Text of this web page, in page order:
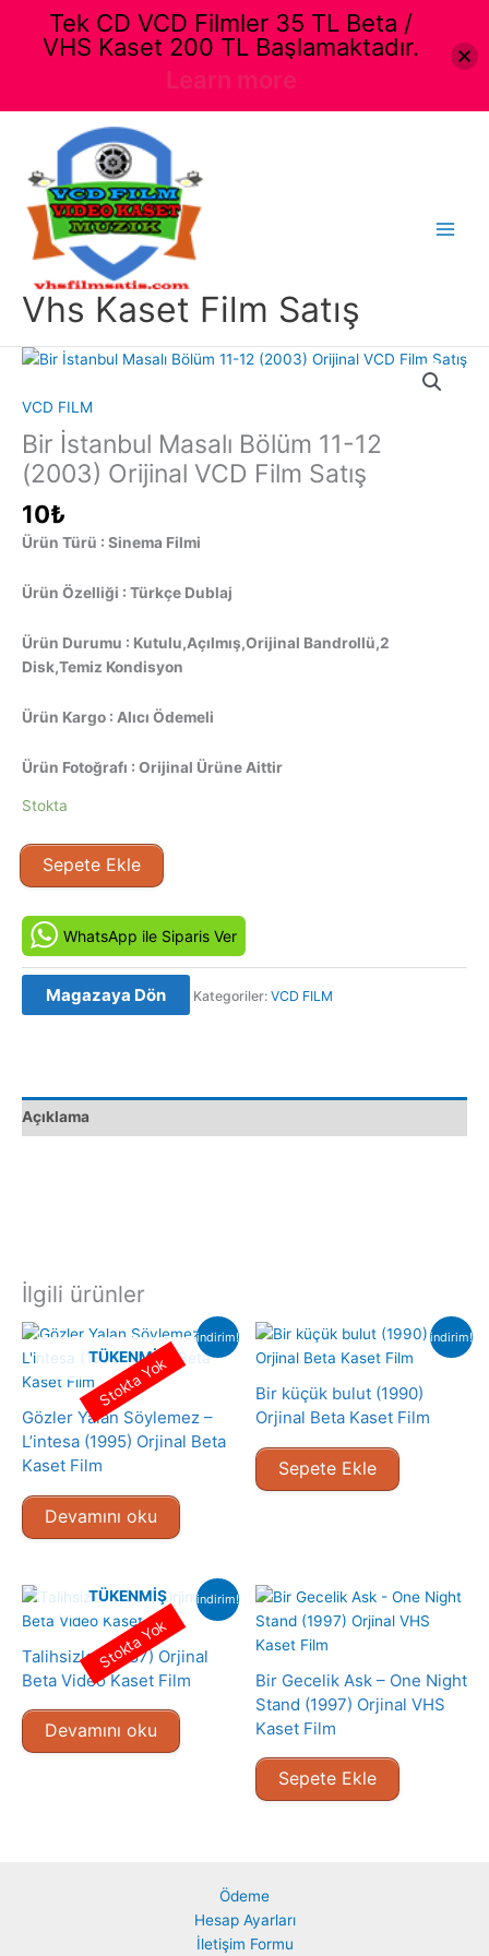
Vhs Kaset Film Satış
VCD FILM
Bir İstanbul Masalı Bölüm 11-12
(2003) Orijinal VCD Film Satış
10₺
Ürün Türü : Sinema Filmi
Ürün Özelliği : Türkçe Dublaj
Ürün Durumu : Kutulu,Açılmış,Orijinal Bandrollü,2
Disk,Temiz Kondisyon
Ürün Kargo : Alıcı Ödemeli
Ürün Fotoğrafı : Orijinal Ürüne Aittir
Stokta
Bir
İstanbul
Bölüm
11-
12
(2003)
Satış
adet
Sepete Ekle
WhatsApp ile Siparis Ver
Magazaya Dön Kategoriler: VCD FILM
Açıklama
İlgili ürünler
indirim!
TÜKENMIŞ
Gözler Yalan Söylemez –
L’intesa (1995) Orjinal Beta
Kaset Film
Devamını oku
Stokta Yok
indirim!
Bir küçük bulut (1990)
Orjinal Beta Kaset Film
Sepete Ekle
indirim!
TÜKENMIŞ
Talihsizler (1987) Orjinal
Beta Video Kaset Film
Devamını oku
Stokta Yok
Bir Gecelik Ask – One Night
Stand (1997) Orjinal VHS
Kaset Film
Sepete Ekle
Ödeme
Hesap Ayarları
İletişim Formu
Tek CD VCD Filmler 35 TL Beta /
VHS Kaset 200 TL Başlamaktadır.
Learn more